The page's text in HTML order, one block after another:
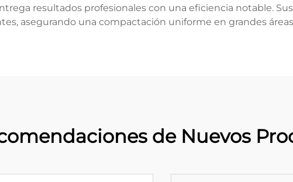
resultados profesionales con una eficiencia notable.
asegurando una compactación uniforme en grandes
de Nuevos